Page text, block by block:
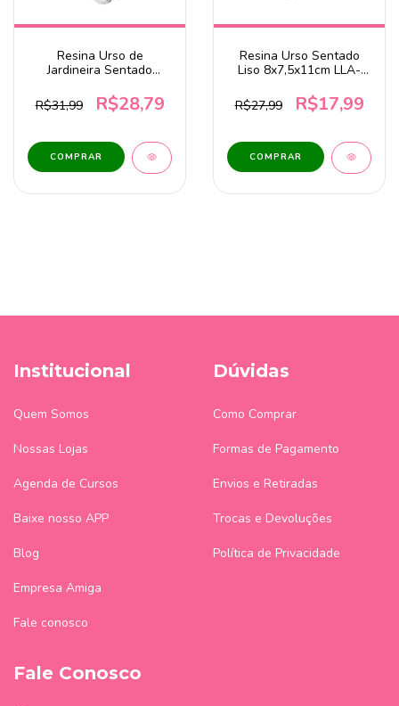
Resina Urso de
Jardineira Sentado
LLA-384
R$31,99 R$28,79
Resina Urso Sentado
Liso 8x7,5x11cm LLA-
R$27,99
R$17,99
Institucional
Quem Somos
Nossas Lojas
Agenda de Cursos
Baixe nosso APP
Blog
Empresa Amiga
Fale conosco
Dúvidas
Como Comprar
Formas de Pagamento
Envios e Retiradas
Trocas e Devoluções
Política de Privacidade
Fale Conosco